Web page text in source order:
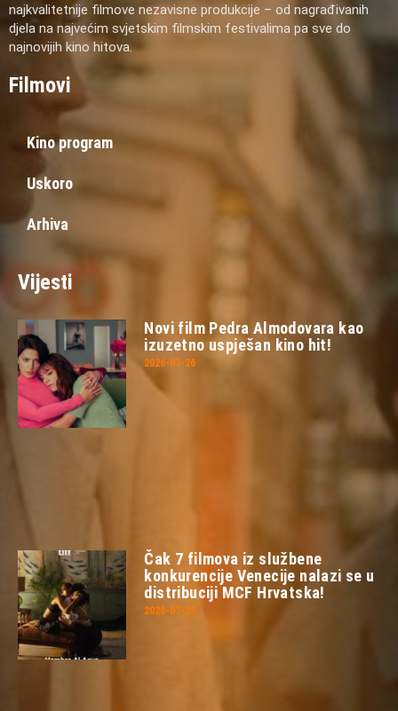
najkvalitetnije filmove nezavisne produkcije – od nagrađivanih
djela na najvećim svjetskim filmskim festivalima pa sve do
najnovijih kino hitova.
Filmovi
Kino program
Uskoro
Arhiva
Vijesti
Novi film Pedra Almodovara kao
izuzetno uspješan kino hit!
2026-07-26
Čak 7 filmova iz službene
konkurencije Venecije nalazi se u
distribuciji MCF Hrvatska!
2026-07-23